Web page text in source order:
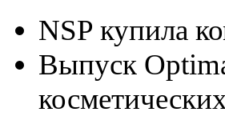
NSP купила
Выпуск